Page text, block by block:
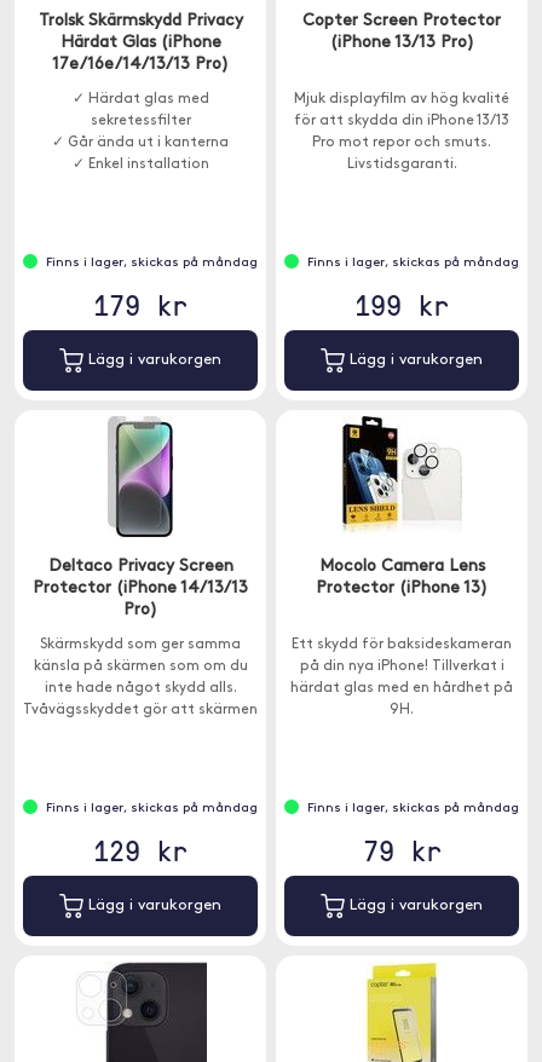
Trolsk Skärmskydd Privacy
Härdat Glas (iPhone
17e/16e/14/13/13 Pro)
✓ Härdat glas med
sekretessfilter
✓ Går ända ut i kanterna
✓ Enkel installation
Finns i lager, skickas på måndag
179 kr
Lägg i varukorgen
Copter Screen Protector
(iPhone 13/13 Pro)
Mjuk displayfilm av hög kvalité
för att skydda din iPhone 13/13
Pro mot repor och smuts.
Livstidsgaranti.
Finns i lager, skickas på måndag
199 kr
Lägg i varukorgen
Deltaco Privacy Screen
Protector (iPhone 14/13/13
Pro)
Skärmskydd som ger samma
känsla på skärmen som om du
inte hade något skydd alls.
Tvåvägsskyddet gör att skärmen
Finns i lager, skickas på måndag
129 kr
Lägg i varukorgen
Mocolo Camera Lens
Protector (iPhone 13)
Ett skydd för baksideskameran
på din nya iPhone! Tillverkat i
härdat glas med en hårdhet på
9H.
Finns i lager, skickas på måndag
79 kr
Lägg i varukorgen